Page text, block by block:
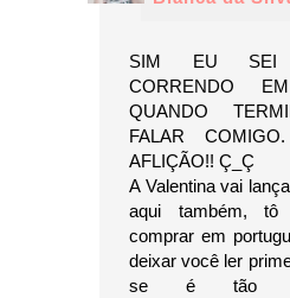
SIM EU SEI
CORRENDO
QUANDO
FALAR
AFLIÇÃO!! Ç_Ç
A Valentina vai
aqui também, tô
comprar em
deixar você ler
se é tão